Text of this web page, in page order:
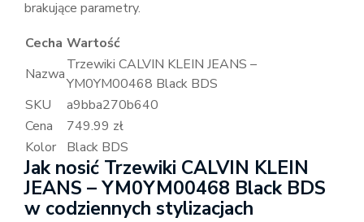
brakujące parametry.
Cecha Wartość
Nazwa
Trzewiki CALVIN KLEIN JEANS –
YM0YM00468 Black BDS
SKU
a9bba270b640
Cena
749.99 zł
Kolor
Black BDS
Jak nosić Trzewiki CALVIN KLEIN
JEANS – YM0YM00468 Black BDS
w codziennych stylizacjach